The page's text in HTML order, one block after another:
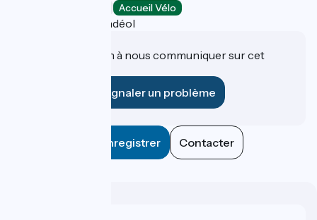
Accueil Vélo
Bourg-Saint-Andéol
Une information à nous communiquer sur cet
Signaler un problème
Enregistrer Contacter